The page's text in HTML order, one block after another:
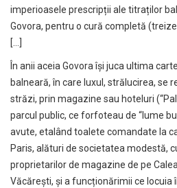
imperioasele prescripții ale titraților
Govora, pentru o cură completă
[…]
În anii aceia Govora își juca ultima
balneară, în care luxul, strălucirea, se
străzi, prin magazine sau hoteluri
parcul public, ce forfoteau de “lume
avute, etalând toalete comandate la
Paris, alături de societatea modestă,
proprietarilor de magazine de pe
Văcărești, și a funcționărimii ce locuia